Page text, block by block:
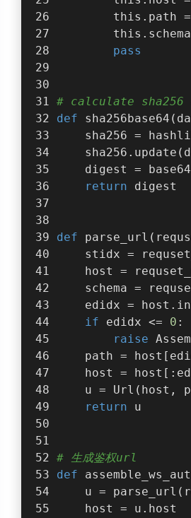
this.path
pass
# calculate sha256
def
sha256base64 (
sha256 =
digest =
return digest
def parse_url (
stidx =
host =
schema =
edidx =
if edidx <= 0 :
raise
path =
host =
u = Url(host,
return u
# 生成鉴权url
def
u =
    host = u.host